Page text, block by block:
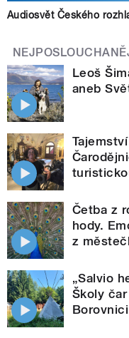
Audiosvět Českého
Leoš
aneb
Četba z
hody.
z
„Salvio
Školy